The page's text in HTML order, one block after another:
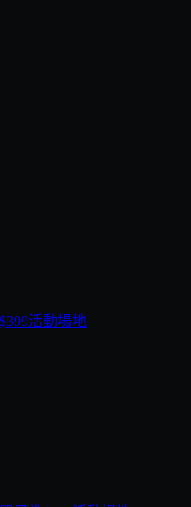
活動場地